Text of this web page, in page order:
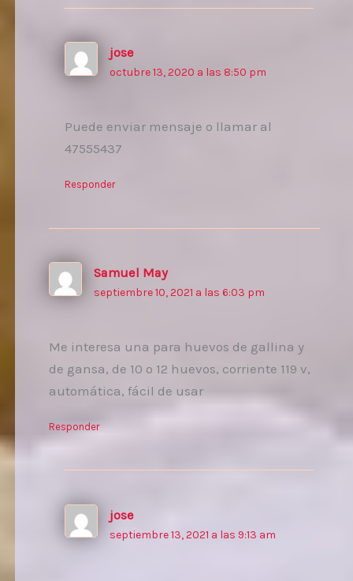
jose
octubre 13, 2020 a las 8:50 pm
Puede enviar mensaje o llamar al
47555437
Responder
Samuel May
septiembre 10, 2021 a las 6:03 pm
Me interesa una para huevos de gallina y
de gansa, de 10 o 12 huevos, corriente 119 v,
automática, fácil de usar
Responder
jose
septiembre 13, 2021 a las 9:13 am